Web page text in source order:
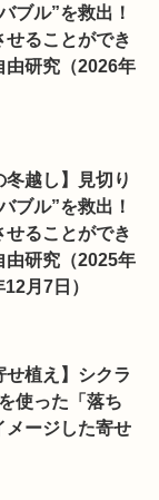
ブル”を救出！
ることができ
由研究（2026年
冬越し】見切り
ブル”を救出！
ることができ
由研究（2025年
月7日）
せ植え】シクラ
使った「落ち
メージした寄せ